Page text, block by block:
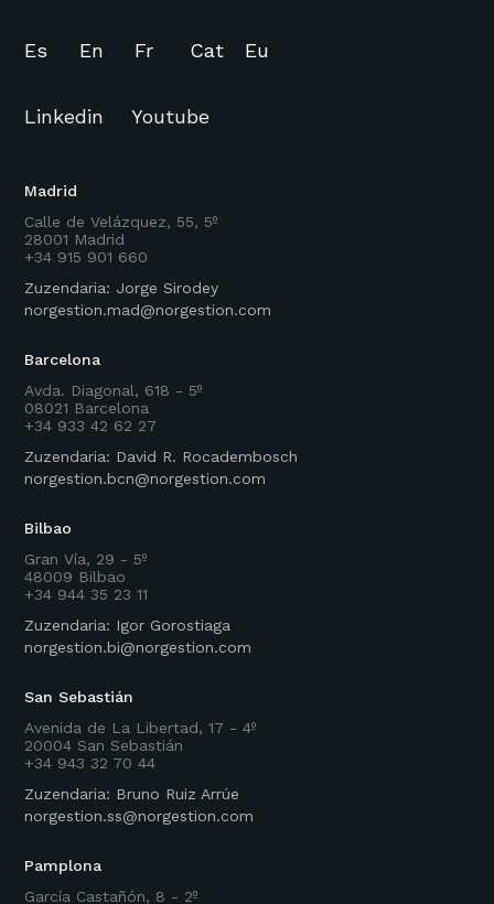
Madrid
Calle de Velázquez, 55, 5º
28001 Madrid
+34 915 901 660
Zuzendaria: Jorge Sirodey
norgestion.mad@norgestion.com
Barcelona
Avda. Diagonal, 618 - 5º
08021 Barcelona
+34 933 42 62 27
Zuzendaria: David R. Rocadembosch
norgestion.bcn@norgestion.com
Bilbao
Gran Vía, 29 - 5º
48009 Bilbao
+34 944 35 23 11
Zuzendaria: Igor Gorostiaga
norgestion.bi@norgestion.com
San Sebastián
Avenida de La Libertad, 17 - 4º
20004 San Sebastián
+34 943 32 70 44
Zuzendaria: Bruno Ruiz Arrúe
norgestion.ss@norgestion.com
Pamplona
García Castañón, 8 - 2º
Es En Fr Cat Eu
Linkedin Youtube